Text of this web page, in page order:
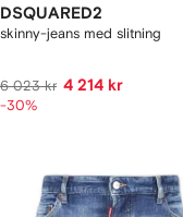
DSQUARED2
skinny-jeans med slitning
6 023 kr 4 214 kr
-30%